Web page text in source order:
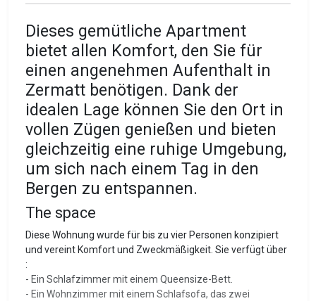
Dieses gemütliche Apartment
bietet allen Komfort, den Sie für
einen angenehmen Aufenthalt in
Zermatt benötigen. Dank der
idealen Lage können Sie den Ort in
vollen Zügen genießen und bieten
gleichzeitig eine ruhige Umgebung,
um sich nach einem Tag in den
Bergen zu entspannen.
The space
Diese Wohnung wurde für bis zu vier Personen konzipiert
und vereint Komfort und Zweckmäßigkeit. Sie verfügt über
:
- Ein Schlafzimmer mit einem Queensize-Bett.
- Ein Wohnzimmer mit einem Schlafsofa, das zwei